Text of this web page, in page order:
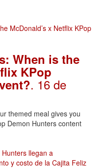
When is the
KPop
. 16 de
themed meal gives you
Demon Hunters content